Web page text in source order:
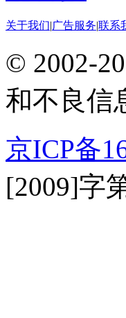
关于我们|广告服务|联系
© 2002-
和不良信
京ICP备
[2009]字